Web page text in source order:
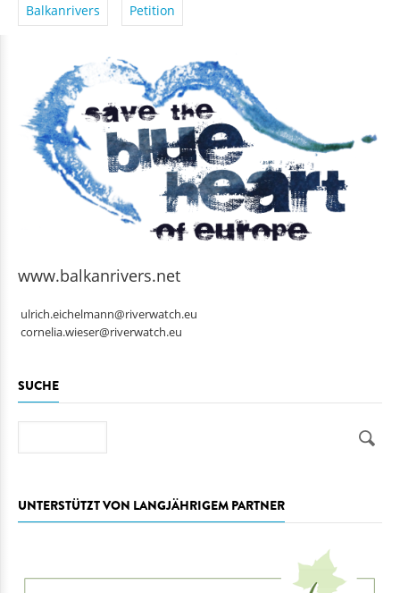
Balkanrivers Petition
www.balkanrivers.net
ulrich.eichelmann@riverwatch.eu
cornelia.wieser@riverwatch.eu
SUCHE
UNTERSTÜTZT VON LANGJÄHRIGEM PARTNER